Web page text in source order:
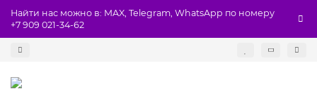
Найти нас можно в: MAX, Telegram, WhatsApp по номеру
+7 909 021-34-62